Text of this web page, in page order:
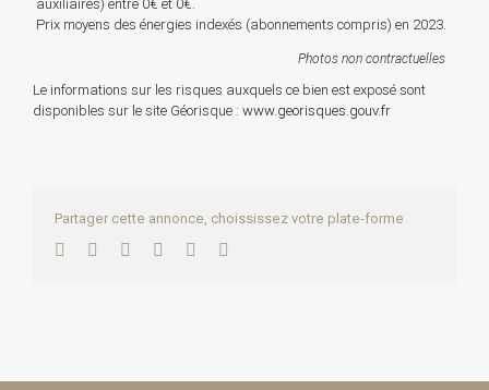
auxiliaires) entre 0€ et 0€.
Prix moyens des énergies indexés (abonnements compris) en 2023.
Photos non contractuelles
Le informations sur les risques auxquels ce bien est exposé sont
disponibles sur le site Géorisque : www.georisques.gouv.fr
Partager cette annonce, choississez votre plate-forme
Facebook
TwitterLinkedInWhatsApp
Pinterest